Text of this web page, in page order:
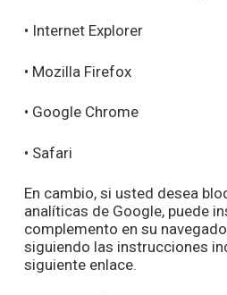
• Internet Explorer
• Mozilla Firefox
• Google Chrome
• Safari
En cambio, si usted desea
analíticas de Google, puede
complemento en su
siguiendo las instrucciones
siguiente enlace.